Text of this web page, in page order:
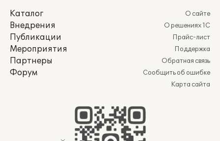
Каталог
Внедрения
Публикации
Мероприятия
Партнеры
Форум
О сайте
О решениях 1С
Прайс-лист
Поддержка
Обратная связь
Сообщить об ошибке
Карта сайта